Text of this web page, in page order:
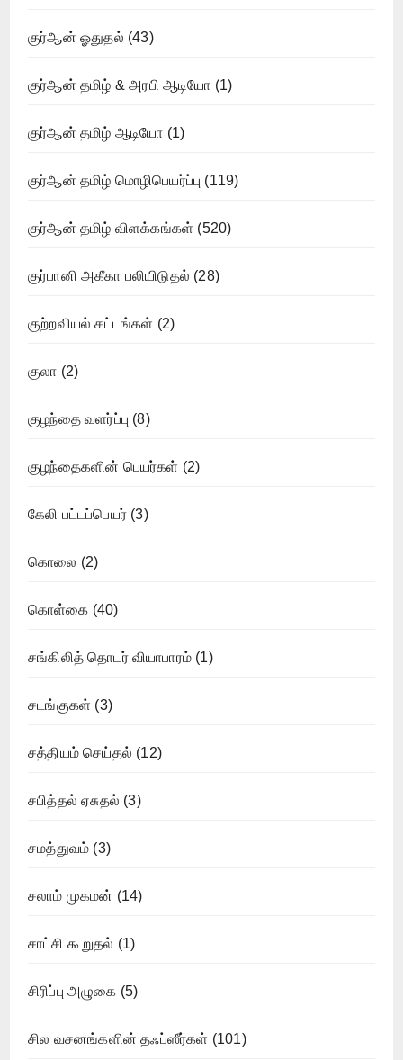
குர்ஆன் ஓதுதல் (43)
குர்ஆன் தமிழ் & அரபி ஆடியோ (1)
குர்ஆன் தமிழ் ஆடியோ (1)
குர்ஆன் தமிழ் மொழிபெயர்ப்பு (119)
குர்ஆன் தமிழ் விளக்கங்கள் (520)
குர்பானி அகீகா பலியிடுதல் (28)
குற்றவியல் சட்டங்கள் (2)
குலா (2)
குழந்தை வளர்ப்பு (8)
குழந்தைகளின் பெயர்கள் (2)
கேலி பட்டப்பெயர் (3)
கொலை (2)
கொள்கை (40)
சங்கிலித் தொடர் வியாபாரம் (1)
சடங்குகள் (3)
சத்தியம் செய்தல் (12)
சபித்தல் ஏசுதல் (3)
சமத்துவம் (3)
சலாம் முகமன் (14)
சாட்சி கூறுதல் (1)
சிரிப்பு அழுகை (5)
சில வசனங்களின் தஃப்ஸீர்கள் (101)